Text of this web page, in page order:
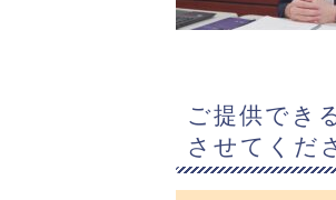
ご提供でき
させてくだ